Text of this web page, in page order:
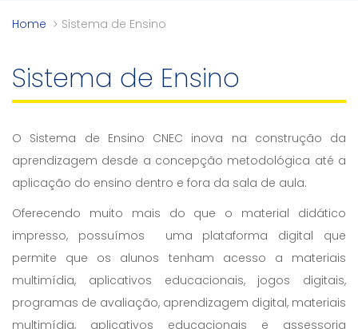
Home Sistema de Ensino
Sistema de Ensino
O Sistema de Ensino CNEC inova na construção da
aprendizagem desde a concepção metodológica até a
aplicação do ensino dentro e fora da sala de aula.
Oferecendo muito mais do que o material didático
impresso, possuímos uma plataforma digital que
permite que os alunos tenham acesso a materiais
multimídia, aplicativos educacionais, jogos digitais,
programas de avaliação, aprendizagem digital, materiais
multimídia, aplicativos educacionais e assessoria